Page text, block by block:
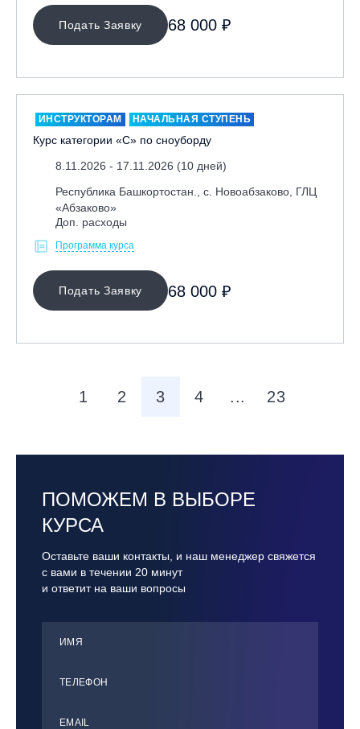
Подать Заявку 68 000 ₽
ИНСТРУКТОРАМ НАЧАЛЬНАЯ СТУПЕНЬ
Курс категории «С» по сноуборду
8.11.2026 - 17.11.2026 (10 дней)
Республика Башкортостан., с. Новоабзаково, ГЛЦ
«Абзаково»
Доп. расходы
Программа курса
Подать Заявку 68 000 ₽
1 2 3 4 ... 23
ПОМОЖЕМ В ВЫБОРЕ
КУРСА
Оставьте ваши контакты, и наш менеджер свяжется
с вами в течении 20 минут
и ответит на ваши вопросы
ИМЯ
ТЕЛЕФОН
ЕMАIL